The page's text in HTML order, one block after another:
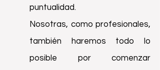
puntualidad.
Nosotras, como profesionales,
también haremos todo lo
posible por comenzar